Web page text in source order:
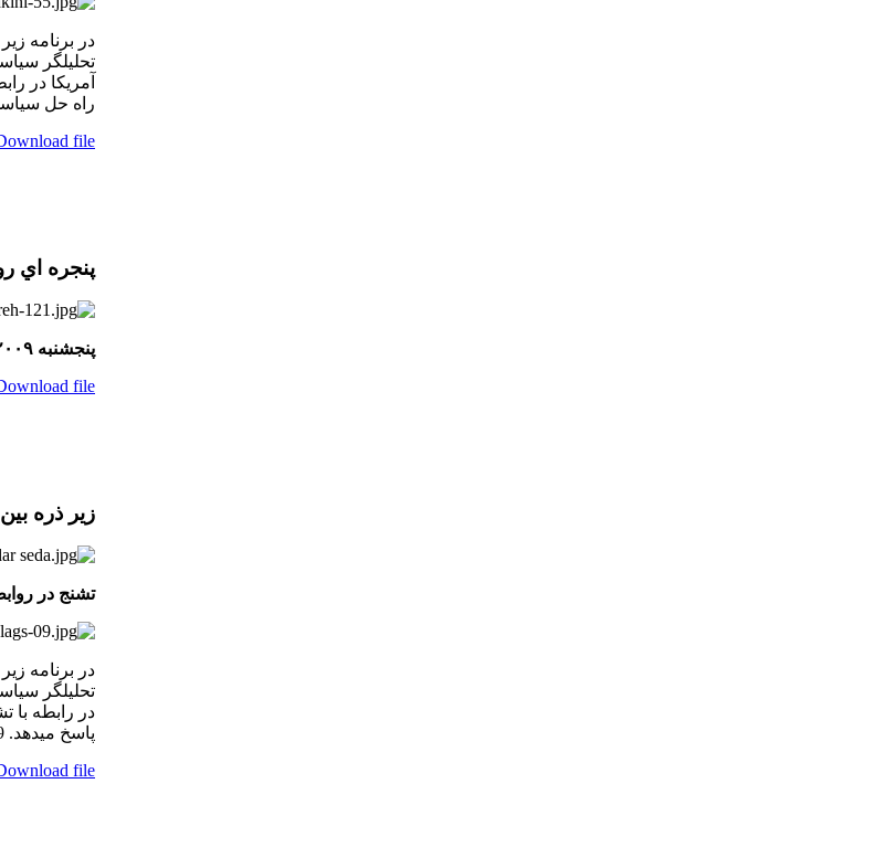
در برنامه
تحليلگر
آمريكا در
راه حل سياسي بحران
file
پنجره اي
پنجشنبه ۲۵/۰۶/۲۰۰۹
file
زير ذره بين
تشنج در
در برنامه
تحليلگر
در رابطه با
پاسخ ميدهد. 24/06/2009
file